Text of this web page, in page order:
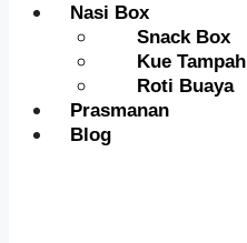
Nasi Box
Snack Box
Kue Tampah
Roti Buaya
Prasmanan
Blog